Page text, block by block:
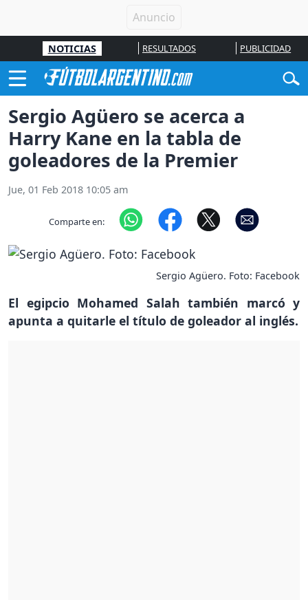
NOTICIAS RESULTADOS PUBLICIDAD
Sergio Agüero se acerca a
Harry Kane en la tabla de
goleadores de la Premier
Jue, 01 Feb 2018 10:05 am
Comparte en:
Sergio Agüero. Foto: Facebook
El egipcio Mohamed Salah también marcó y
apunta a quitarle el título de goleador al inglés.